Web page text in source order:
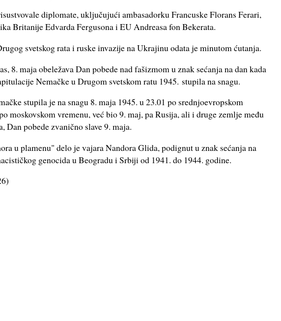
diplomate, uključujući ambasadorku Francuske Florans Ferari,
Britanije Edvarda Fergusona i EU Andreasa fon Bekerata.
svetskog rata i ruske invazije na Ukrajinu odata je minutom ćutanja.
8. maja obeležava Dan pobede nad fašizmom u znak sećanja na dan kada
Nemačke u Drugom svetskom ratu 1945. stupila na snagu.
stupila je na snagu 8. maja 1945. u 23.01 po srednjoevropskom
moskovskom vremenu, već bio 9. maj, pa Rusija, ali i druge zemlje među
Dan pobede zvanično slave 9. maja.
u plamenu" delo je vajara Nandora Glida, podignut u znak sećanja na
genocida u Beogradu i Srbiji od 1941. do 1944. godine.